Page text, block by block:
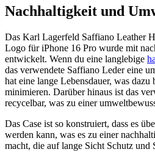
Nachhaltigkeit und
Das Karl Lagerfeld Saffiano Leather
Logo für iPhone 16 Pro wurde mit
entwickelt. Wenn du eine langlebige
das verwendete Saffiano Leder eine
hat eine lange Lebensdauer, was
minimieren. Darüber hinaus ist das
recycelbar, was zu einer
Das Case ist so konstruiert, dass es
werden kann, was es zu einer
macht, die auf lange Sicht Schutz und